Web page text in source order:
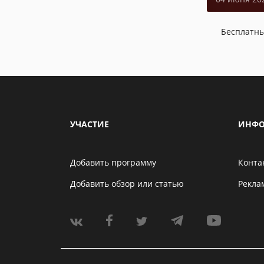
УЧАСТИЕ
Добавить программу
Добавить обзор или статью